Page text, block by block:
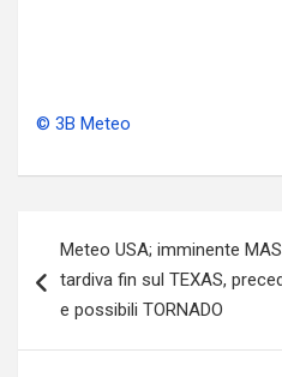
© 3B Meteo
articoli
Meteo USA; imminente
tardiva fin sul TEXAS,
e possibili TORNADO